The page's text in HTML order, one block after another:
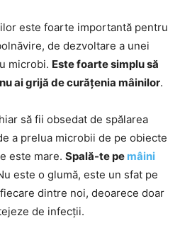
este foarte importantă pentru
de dezvoltare a unei
microbi. Este foarte simplu să
ai grijă de curățenia mâinilor.
să fii obsedat de spălarea
a prelua microbii de pe obiecte
este mare. Spală-te pe mâini
este o glumă, este un sfat pe
dintre noi, deoarece doar
de infecții.